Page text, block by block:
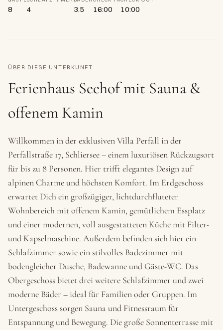
8 4 3.5 16:00 10:00
ÜBER DIESE UNTERKUNFT
Ferienhaus Seehof mit Sauna &
offenem Kamin
Willkommen in der exklusiven Villa Perfall in der
Perfallstraße 17, Schliersee – einem luxuriösen Rückzugsort
für bis zu 8 Personen. Hier trifft elegantes Design auf
alpinen Charme und höchsten Komfort. Im Erdgeschoss
erwartet Dich ein großzügiger, lichtdurchfluteter
Wohnbereich mit offenem Kamin, gemütlichem Essplatz
und einer modernen, voll ausgestatteten Küche mit Filter-
und Kapselmaschine. Außerdem befinden sich hier ein
Schlafzimmer sowie ein stilvolles Badezimmer mit
bodengleicher Dusche, Badewanne und Gäste-WC. Das
Obergeschoss bietet drei weitere Schlafzimmer und zwei
moderne Bäder – ideal für Familien oder Gruppen. Im
Untergeschoss sorgen Sauna und Fitnessraum für
Entspannung und Bewegung. Die große Sonnenterrasse mit